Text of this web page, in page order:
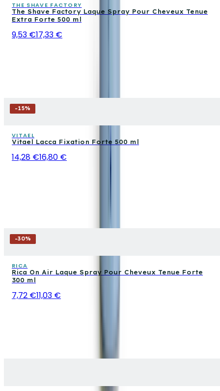
THE SHAVE FACTORY
The Shave Factory Laque Spray Pour Cheveux Tenue
Extra Forte 500 ml
9,53 €17,33 €
-15%
VITAEL
Vitael Lacca Fixation Forte 500 ml
14,28 €16,80 €
-30%
RICA
Rica On Air Laque Spray Pour Cheveux Tenue Forte
300 ml
7,72 €11,03 €